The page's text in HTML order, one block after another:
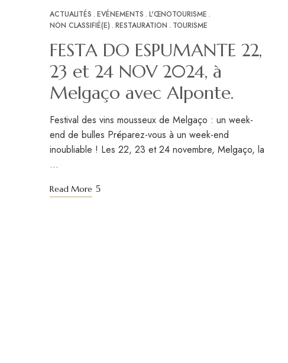
NOV
18
ACTUALITÉS EVÉNEMENTS L'ŒNOTOURISME
NON CLASSIFIÉ(E) RESTAURATION TOURISME
FESTA DO ESPUMANTE 22,
23 et 24 NOV 2024, à
Melgaço avec Alponte.
Festival des vins mousseux de Melgaço : un week-
end de bulles Préparez-vous à un week-end
inoubliable ! Les 22, 23 et 24 novembre, Melgaço, la
…
Read More